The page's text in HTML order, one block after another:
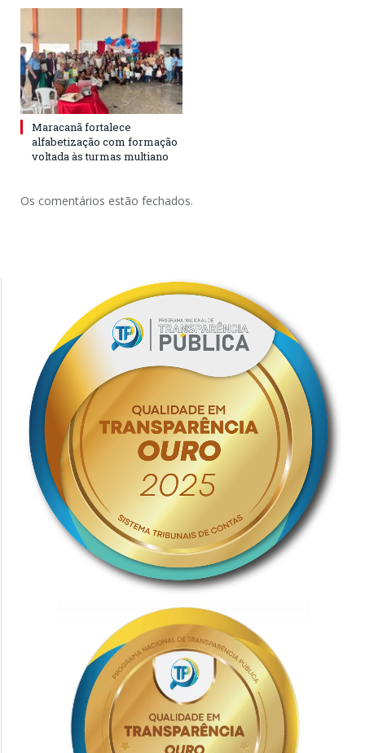
Maracanã fortalece
alfabetização com formação
voltada às turmas multiano
Os comentários estão fechados.